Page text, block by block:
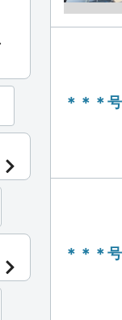
＊＊＊
＊＊＊